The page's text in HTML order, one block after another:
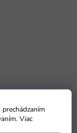
Viac